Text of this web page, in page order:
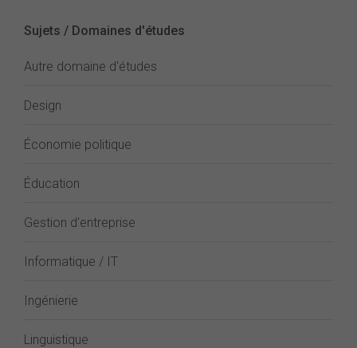
Sujets / Domaines d'études
Autre domaine d'études
Design
Économie politique
Éducation
Gestion d'entreprise
Informatique / IT
Ingénierie
Linguistique